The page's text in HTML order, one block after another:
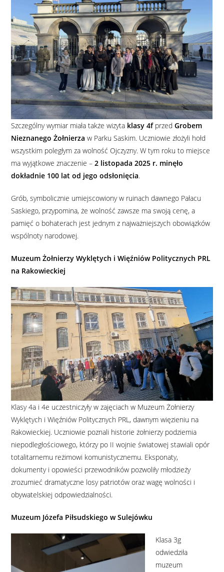
Szczególny wymiar miała także wizyta klasy 4fprzedGro­bem
Nieznanego Żołnierza w Parku Saskim. Uczniowie złożyli hołd
wszystkim poległym za wolność Ojczyzny. W tym roku to miejsce
ma wyjątkowe znaczenie –2 listopada 2025 r. minęło
dokładnie 100 lat od jego odsłonięcia.
Grób, symbolicznie umiejscowiony w ruinach dawnego Pałacu
Saskiego, przypomina, że wolność zawsze ma swoją cenę, a
pamięć o bohaterach jest jednym z najważniejszych obowiązków
wspólnoty narodowej.
Muzeum Żołnierzy Wyklętych i Więźniów Politycznych PRL
na Rakowieckiej
Klasy 4a i 4e uczestniczyły w zajęciach w Muzeum Żołnierzy
Wyklętych i Więźniów Politycznych PRL, dawnym więzieniu na
Rakowieckiej. Uczniowie poznali historie żołnierzy podziemia
niepodległościowego, którzy po II wojnie światowej stawiali opór
totalitarnemu reżimowi komunistycznemu. Eksponaty,
dokumenty i opowieści przewodników pozwoliły młodzieży
zrozumieć dramatyczne losy patriotów oraz wagę wolności i
obywatelskiej odpowiedzialności.
Muzeum Józefa Piłsudskiego w Sulejówku
Klasa 3g
odwiedziła
muzeum